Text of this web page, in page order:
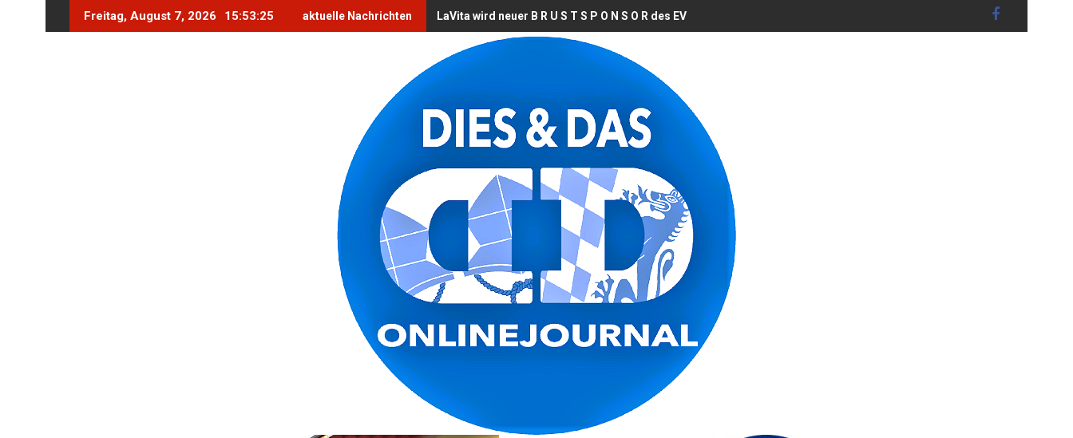
Freitag, August 7, 2026 15:53:26 aktuelle Nachrichten LaVita wird neuer B R U S T S P O N S O R des EV Landshut